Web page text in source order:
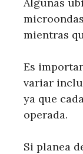
mientras
Es
variar
ya que
operada.
Si planea